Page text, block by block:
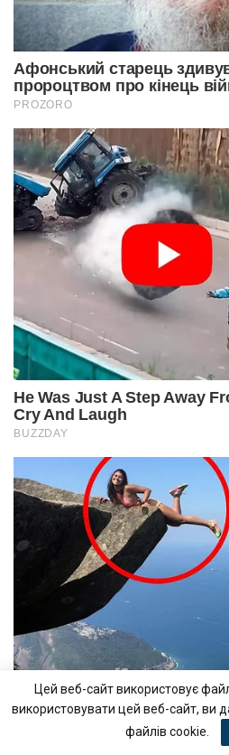
Цей веб-сайт використовує
використовувати цей веб-сайт, ви
файлів cookie.